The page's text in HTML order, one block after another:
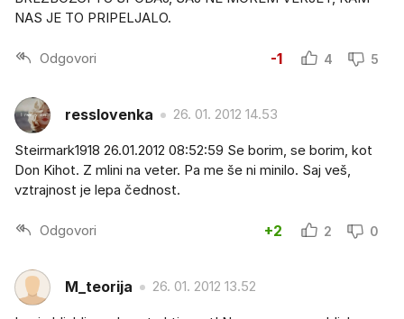
NAS JE TO PRIPELJALO.
Odgovori -1 4 5
resslovenka 26. 01. 2012 14.53
Steirmark1918 26.01.2012 08:52:59 Se borim, se borim, kot
Don Kihot. Z mlini na veter. Pa me še ni minilo. Saj veš,
vztrajnost je lepa čednost.
Odgovori +2 2 0
M_teorija 26. 01. 2012 13.52